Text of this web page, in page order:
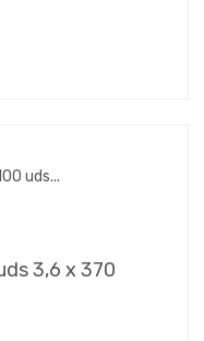
3,6 x 370